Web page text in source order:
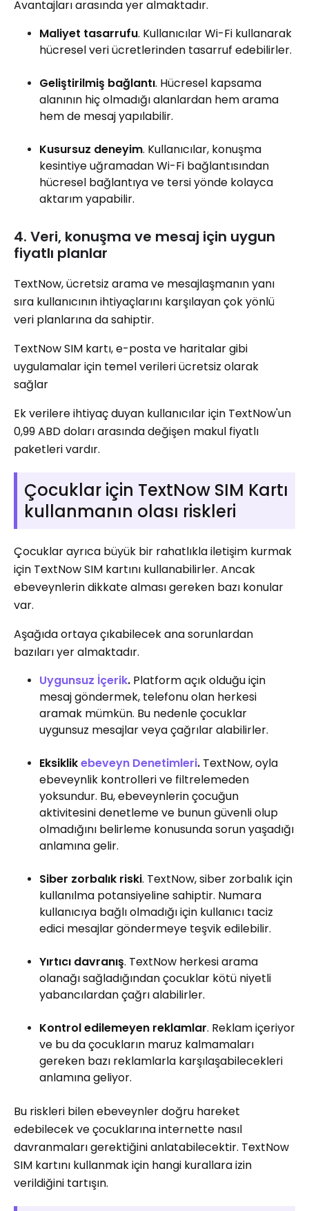
Avantajları arasında yer almaktadır.
Maliyet tasarrufu. Kullanıcılar Wi-Fi kullanarak
hücresel veri ücretlerinden tasarruf edebilirler.
Geliştirilmiş bağlantı. Hücresel kapsama
alanının hiç olmadığı alanlardan hem arama
hem de mesaj yapılabilir.
Kusursuz deneyim. Kullanıcılar, konuşma
kesintiye uğramadan Wi-Fi bağlantısından
hücresel bağlantıya ve tersi yönde kolayca
aktarım yapabilir.
4. Veri, konuşma ve mesaj için uygun
fiyatlı planlar
TextNow, ücretsiz arama ve mesajlaşmanın yanı
sıra kullanıcının ihtiyaçlarını karşılayan çok yönlü
veri planlarına da sahiptir.
TextNow SIM kartı, e-posta ve haritalar gibi
uygulamalar için temel verileri ücretsiz olarak
sağlar
Ek verilere ihtiyaç duyan kullanıcılar için TextNow'un
0,99 ABD doları arasında değişen makul fiyatlı
paketleri vardır.
Çocuklar için TextNow SIM Kartı
kullanmanın olası riskleri
Çocuklar ayrıca büyük bir rahatlıkla iletişim kurmak
için TextNow SIM kartını kullanabilirler. Ancak
ebeveynlerin dikkate alması gereken bazı konular
var.
Aşağıda ortaya çıkabilecek ana sorunlardan
bazıları yer almaktadır.
Uygunsuz İçerik. Platform açık olduğu için
mesaj göndermek, telefonu olan herkesi
aramak mümkün. Bu nedenle çocuklar
uygunsuz mesajlar veya çağrılar alabilirler.
Eksiklikebeveyn Denetimleri. TextNow, oyla
ebeveynlik kontrolleri ve filtrelemeden
yoksundur. Bu, ebeveynlerin çocuğun
aktivitesini denetleme ve bunun güvenli olup
olmadığını belirleme konusunda sorun yaşadığı
anlamına gelir.
Siber zorbalık riski. TextNow, siber zorbalık için
kullanılma potansiyeline sahiptir. Numara
kullanıcıya bağlı olmadığı için kullanıcı taciz
edici mesajlar göndermeye teşvik edilebilir.
Yırtıcı davranış. TextNow herkesi arama
olanağı sağladığından çocuklar kötü niyetli
yabancılardan çağrı alabilirler.
Kontrol edilemeyen reklamlar. Reklam içeriyor
ve bu da çocukların maruz kalmamaları
gereken bazı reklamlarla karşılaşabilecekleri
anlamına geliyor.
Bu riskleri bilen ebeveynler doğru hareket
edebilecek ve çocuklarına internette nasıl
davranmaları gerektiğini anlatabilecektir. TextNow
SIM kartını kullanmak için hangi kurallara izin
verildiğini tartışın.